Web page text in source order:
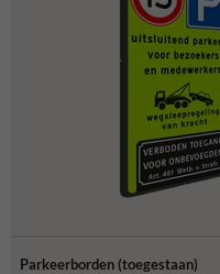
Parkeerborden (toegestaan)